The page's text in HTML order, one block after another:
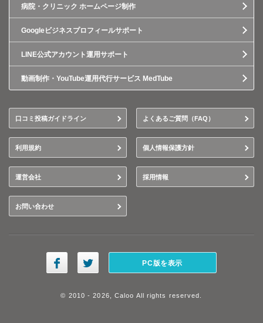
病院・クリニック ホームページ制作
Googleビジネスプロフィールサポート
LINE公式アカウント運用サポート
動画制作・YouTube運用代行サービス MedTube
口コミ投稿ガイドライン よくあるご質問（FAQ）
利用規約 個人情報保護方針
運営会社 採用情報
お問い合わせ
PC版を表示
© 2010 - 2026, Caloo All rights reserved.